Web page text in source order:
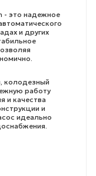
- это надежное
и других
колодезный
работу
и качества
и
идеально